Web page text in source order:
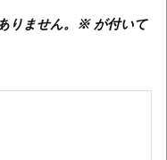
りません。 ※が付いて